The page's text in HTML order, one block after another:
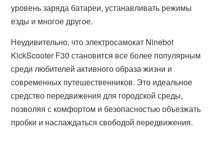
уровень заряда батареи, устанавливать режимы
езды и многое другое.
Неудивительно, что электросамокат Ninebot
KickScooter F30 становится все более популярным
среди любителей активного образа жизни и
современных путешественников. Это идеальное
средство передвижения для городской среды,
позволяя с комфортом и безопасностью объезжать
пробки и наслаждаться свободой передвижения.